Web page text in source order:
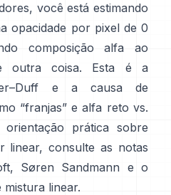
você está estimando
opacidade por pixel de 0
composição alfa ao
outra coisa. Esta é a
e a causa de
“franjas” e alfa reto vs.
prática sobre
linear, consulte as notas
, Søren Sandmann e o
mistura linear.